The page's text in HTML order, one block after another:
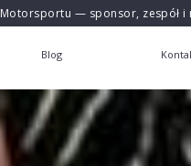
— sponsor, zespół
Blog